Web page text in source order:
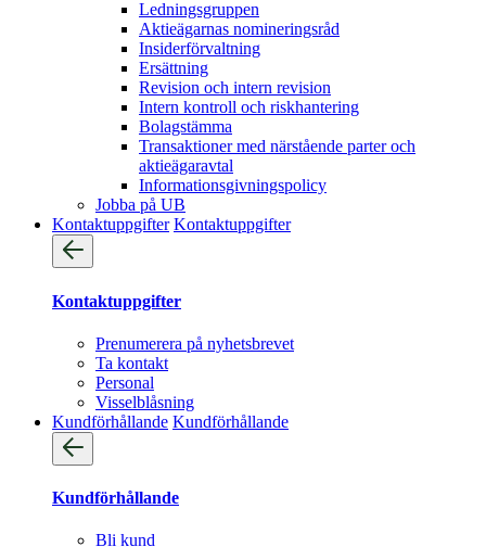
Ledningsgruppen
Aktieägarnas nomineringsråd
Insiderförvaltning
Ersättning
Revision och intern revision
Intern kontroll och riskhantering
Bolagstämma
Transaktioner med närstående parter och
aktieägaravtal
Informationsgivningspolicy
Jobba på UB
Kontaktuppgifter Kontaktuppgifter
Kontaktuppgifter
Prenumerera på nyhetsbrevet
Ta kontakt
Personal
Visselblåsning
Kundförhållande Kundförhållande
Kundförhållande
Bli kund